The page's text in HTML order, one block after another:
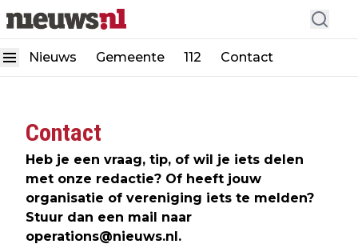
Nieuws Gemeente 112 Contact
Contact
Heb je een vraag, tip, of wil je iets delen
met onze redactie? Of heeft jouw
organisatie of vereniging iets te melden?
Stuur dan een mail naar
operations@nieuws.nl.